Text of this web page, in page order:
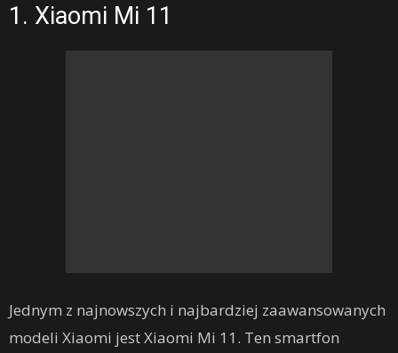
1. Xiaomi Mi 11
Jednym z najnowszych i najbardziej zaawansowanych
modeli Xiaomi jest Xiaomi Mi 11. Ten smartfon